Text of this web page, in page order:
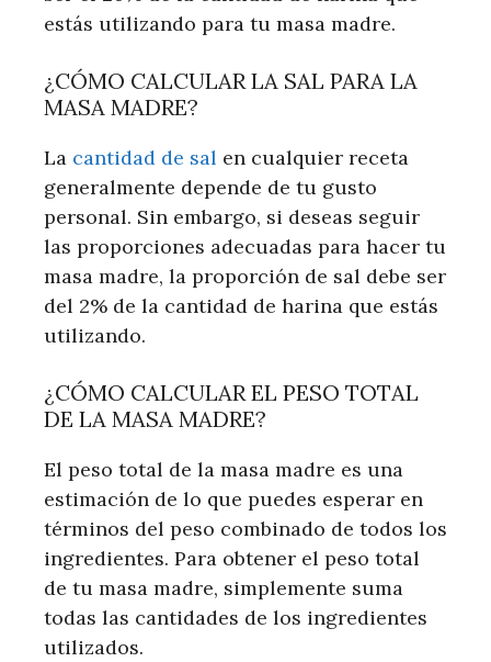
estás utilizando para tu masa madre.
¿CÓMO CALCULAR LA SAL PARA LA
MASA MADRE?
La cantidad de sal en cualquier receta
generalmente depende de tu gusto
personal. Sin embargo, si deseas seguir
las proporciones adecuadas para hacer tu
masa madre, la proporción de sal debe ser
del 2% de la cantidad de harina que estás
utilizando.
¿CÓMO CALCULAR EL PESO TOTAL
DE LA MASA MADRE?
El peso total de la masa madre es una
estimación de lo que puedes esperar en
términos del peso combinado de todos los
ingredientes. Para obtener el peso total
de tu masa madre, simplemente suma
todas las cantidades de los ingredientes
utilizados.